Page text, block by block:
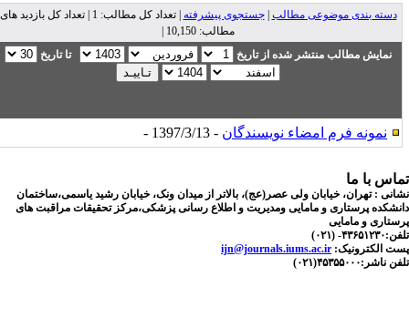
دسته بندی موضوعی مطالب|جستجوی پیشرفته
| تعداد کل مطالب: 1 | تعداد کل بازدید های
مطالب: 10,150 |
نمایش مطالب منتشر شده از تاریخ
تا تاریخ
نمونه فرم امضاء نویسندگان- 1397/3/13 -
با ما
: تهران، خیابان ولی عصر(عج)، بالاتر از میدان ونک، خیابان رشید یاسمی،ساختمان
پرستاری و مامایی ومدیریت و اطلاع رسانی پزشکی،مرکز تحقیقات مراقبت های
و مامایی
(۰۲۱)
الکترونیک:ijn@journals.iums.ac.ir